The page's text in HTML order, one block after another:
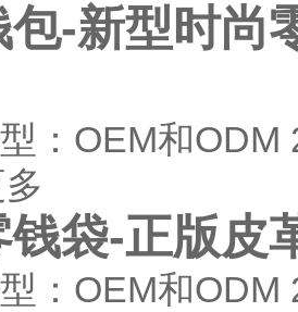
-新型时尚
：OEM和
钱袋-正版皮
：OEM和